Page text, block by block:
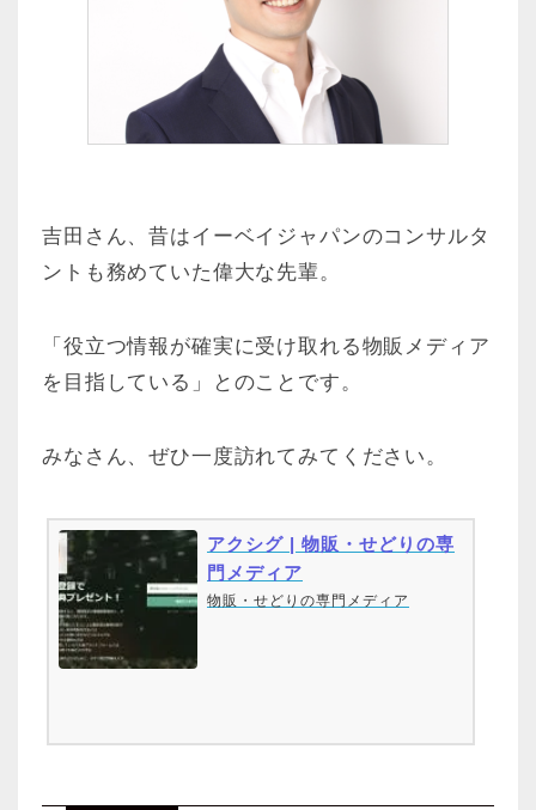
吉田さん、昔はイーベイジャパンのコンサルタ
ントも務めていた偉大な先輩。
「役立つ情報が確実に受け取れる物販メディア
を目指している」とのことです。
みなさん、ぜひ一度訪れてみてください。
アクシグ | 物販・せどりの専
門メディア
物販・せどりの専門メディア